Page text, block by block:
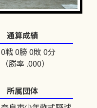
通算成績
0戦 0勝 0敗 0分
（勝率 .000）
所属団体